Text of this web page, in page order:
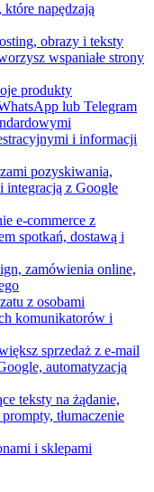
napędzają
obrazy i teksty
wspaniałe strony
produkty
lub Telegram
i informacji
pozyskiwania,
integracją z Google
e-commerce z
spotkań, dostawą i
zamówienia online,
z osobami
komunikatorów i
sprzedaż z e-mail
automatyzacją
teksty na żądanie,
tłumaczenie
i sklepami